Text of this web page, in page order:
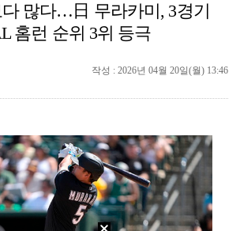
이강인, 드디어 아틀레티코 선수단과 만났다…시메오네 감…
KBO, 기록적인 폭염으로 9일까지 리그 중단…내달 6…
박지훈, 9월 잠실실내체육관서 앙코르 콘서트 개최
'나솔' 24기 옥순, 출연료 미지급 폭로 "1년 넘게…
김혜성, 마이너리그 트리플A서 4경기 연속 무안타 침묵…
'오디세이'·'스파이더맨4', 박스오피스 투톱…기록 경…
많다…日 무라카미, 3경기
홈런 순위 3위 등극
작성 : 2026년 04월 20일(월) 13:46